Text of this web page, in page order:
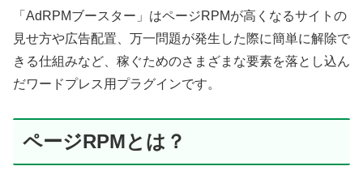
「AdRPMブースター」はページRPMが高くなるサイトの
見せ方や広告配置、万一問題が発生した際に簡単に解除で
きる仕組みなど、稼ぐためのさまざまな要素を落とし込ん
だワードプレス用プラグインです。
ページRPMとは？